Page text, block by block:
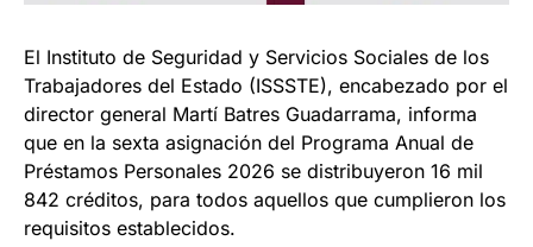
El Instituto de Seguridad y Servicios Sociales de los
Trabajadores del Estado (ISSSTE), encabezado por el
director general Martí Batres Guadarrama, informa
que en la sexta asignación del Programa Anual de
Préstamos Personales 2026 se distribuyeron 16 mil
842 créditos, para todos aquellos que cumplieron los
requisitos establecidos.